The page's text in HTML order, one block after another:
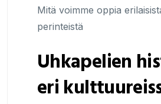
Mitä voimme oppia
perinteistä
Uhkapelien
eri